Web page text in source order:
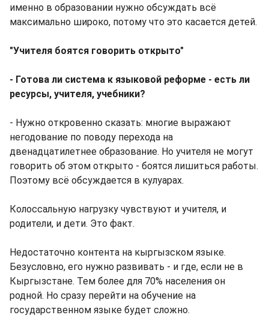
именно в образовании нужно обсуждать всё
максимально широко, потому что это касается детей.
"Учителя боятся говорить открыто"
- Готова ли система к языковой реформе - есть ли
ресурсы, учителя, учебники?
- Нужно откровенно сказать: многие выражают
негодование по поводу перехода на
двенадцатилетнее образование. Но учителя не могут
говорить об этом открыто - боятся лишиться работы.
Поэтому всё обсуждается в кулуарах.
Колоссальную нагрузку чувствуют и учителя, и
родители, и дети. Это факт.
Недостаточно контента на кыргызском языке.
Безусловно, его нужно развивать - и где, если не в
Кыргызстане. Тем более для 70% населения он
родной. Но сразу перейти на обучение на
государственном языке будет сложно.